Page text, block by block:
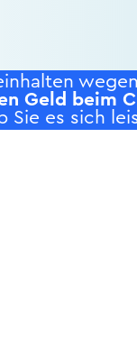
Geld beim
Sie es sich